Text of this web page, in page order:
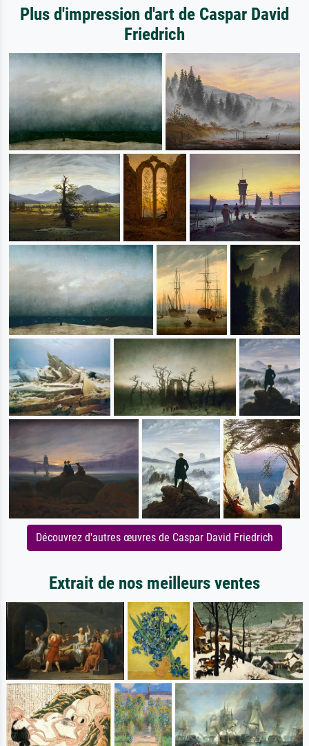
Plus d'impression d'art de Caspar David
Friedrich
Découvrez d'autres œuvres de Caspar David Friedrich
Extrait de nos meilleurs ventes